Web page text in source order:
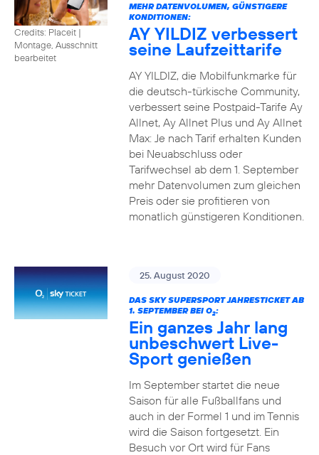
Credits: Placeit |
Montage, Ausschnitt
bearbeitet
MEHR DATENVOLUMEN, GÜNSTIGERE
KONDITIONEN:
AY YILDIZ verbessert
seine Laufzeittarife
AY YILDIZ, die Mobilfunkmarke für
die deutsch-türkische Community,
verbessert seine Postpaid-Tarife Ay
Allnet, Ay Allnet Plus und Ay Allnet
Max: Je nach Tarif erhalten Kunden
bei Neuabschluss oder
Tarifwechsel ab dem 1. September
mehr Datenvolumen zum gleichen
Preis oder sie profitieren von
monatlich günstigeren Konditionen.
25. August 2020
DAS SKY SUPERSPORT JAHRESTICKET AB
1. SEPTEMBER BEI O2:
Ein ganzes Jahr lang
unbeschwert Live-
Sport genießen
Im September startet die neue
Saison für alle Fußballfans und
auch in der Formel 1 und im Tennis
wird die Saison fortgesetzt. Ein
Besuch vor Ort wird für Fans